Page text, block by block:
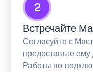
2
Встречайте
Согласуйте с
предоставьте
Работы по